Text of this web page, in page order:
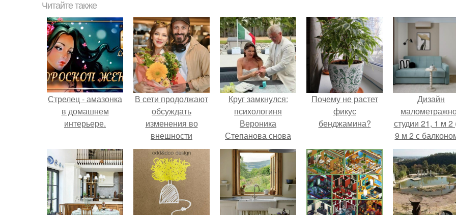
Читайте также
Стрелец - амазонка
в домашнем
интерьере.
В сети продолжают
обсуждать
изменения во
внешности
актрисы.
Круг замкнулся:
психологиня
Вероника
Степанова снова
вышла замуж за
собственного
бывшего мужа.
Почему не растет
фикус
бенджамина?
Дизайн
студии 21, 1 м 2
9 м 2 с
Краснодаре.